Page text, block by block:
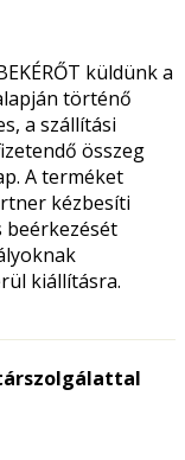
küldünk a
történő
a szállítási
összeg
A terméket
kézbesíti
beérkezését
kiállításra.